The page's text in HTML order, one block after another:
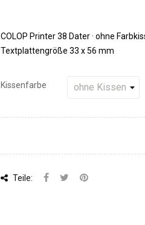
COLOP Printer 38 Dater · ohne
Textplattengröße 33 x 56 mm
Kissenfarbe
Teile: